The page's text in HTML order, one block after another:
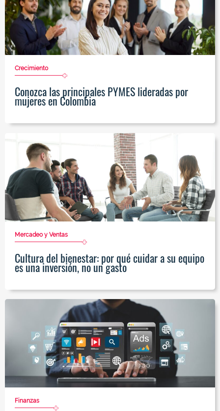
Crecimiento
Conozca las principales PYMES lideradas por
mujeres en Colombia
Mercadeo y Ventas
Cultura del bienestar: por qué cuidar a su equipo
es una inversión, no un gasto
Finanzas